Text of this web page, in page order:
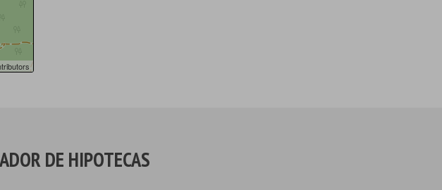
DE HIPOTECAS